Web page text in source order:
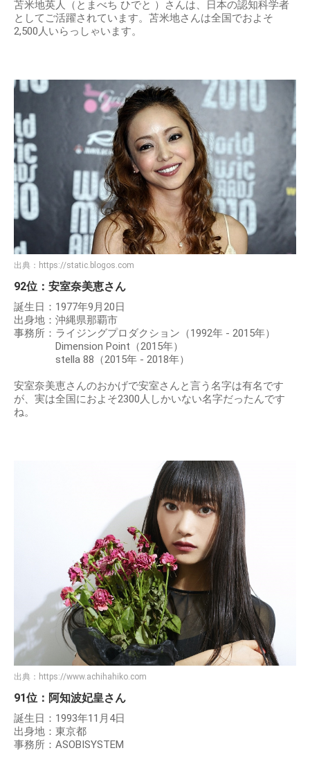
苫米地英人（とまべち ひでと ）さんは、日本の認知科学者
としてご活躍されています。苫米地さんは全国でおよそ
2,500人いらっしゃいます。
出典： https://static.blogos.com
92位：安室奈美恵さん
誕生日：1977年9月20日
出身地：沖縄県那覇市
事務所：ライジングプロダクション（1992年 - 2015年）
Dimension Point（2015年）
stella 88（2015年 - 2018年）
安室奈美恵さんのおかげで安室さんと言う名字は有名です
が、実は全国におよそ2300人しかいない名字だったんです
ね。
出典： https://www.achihahiko.com
91位：阿知波妃皇さん
誕生日：1993年11月4日
出身地：東京都
事務所：ASOBISYSTEM